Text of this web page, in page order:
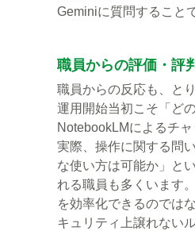
Geminiに質問すること
職員からの評価・評
職員からの反応も、と
運用開始当初こそ「ど
NotebookLMによるチ
実際、操作に関する問
な使い方は可能か」と
れる職員も多くいます
を効率化できるのでは
キュリティ上譲れない